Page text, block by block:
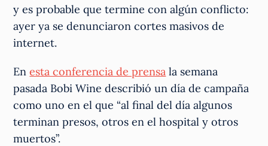
y es probable que termine con algún conflicto:
ayer ya se denunciaron cortes masivos de
internet.
Enesta conferencia de prensa la semana
pasada Bobi Wine describió un día de campaña
como uno en el que “al final del día algunos
terminan presos, otros en el hospital y otros
muertos”.